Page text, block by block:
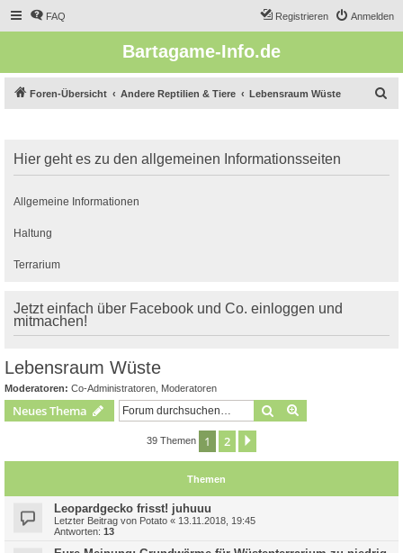
FAQ Anmelden
Registrieren
Bartagame-Info.de
Foren-Übersicht Andere Reptilien & Tiere Lebensraum Wüste
e
Hier geht es zu den allgemeinen Informationsseiten
Allgemeine Informationen
Haltung
Terrarium
Jetzt einfach über Facebook und Co. einloggen und
mitmachen!
Lebensraum Wüste
Moderatoren: Co-Administratoren Moderatoren
Neues Thema Suche
39 Themen 1 2
Themen
Leopardgecko frisst! juhuuu
Letzter Beitrag von Potato « 13.11.2018, 19:45
Antworten: 13